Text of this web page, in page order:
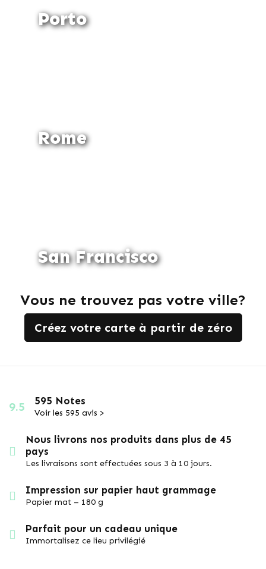
Porto
Rome
San Francisco
Vous ne trouvez pas votre ville?
Créez votre carte à partir de zéro
9.5 595 Notes
Voir les 595 avis >
Nous livrons nos produits dans plus de 45
pays
Les livraisons sont effectuées sous 3 à 10 jours.
Impression sur papier haut grammage
Papier mat – 180 g
Parfait pour un cadeau unique
Immortalisez ce lieu privilégié